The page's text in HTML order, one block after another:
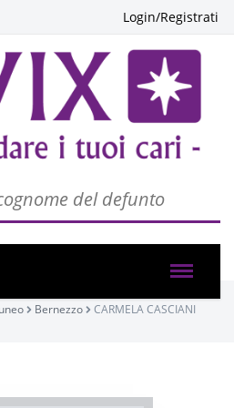
Login/Registrati
Bernezzo
CARMELA CASCIANI
Pietro e Paolo